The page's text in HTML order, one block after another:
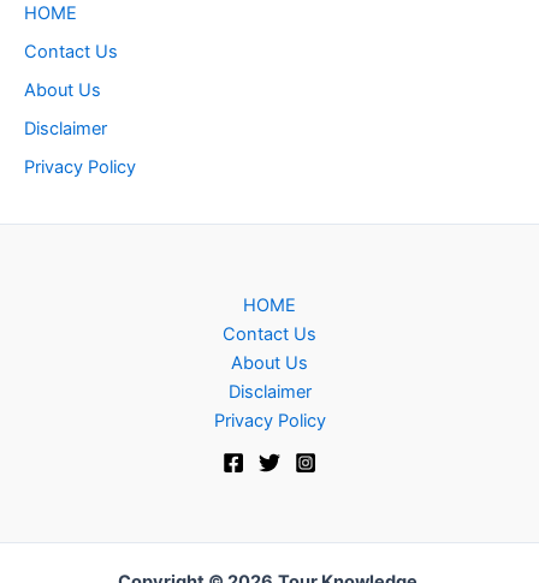
HOME
Contact Us
About Us
Disclaimer
Privacy Policy
HOME
Contact Us
About Us
Disclaimer
Privacy Policy